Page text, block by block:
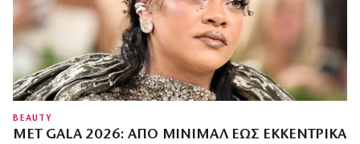
BEAUTY
MET GALA 2026: ΑΠΌ ΜΊΝΙΜΑΛ ΈΩΣ ΕΚΚΕΝΤΡΙΚΆ